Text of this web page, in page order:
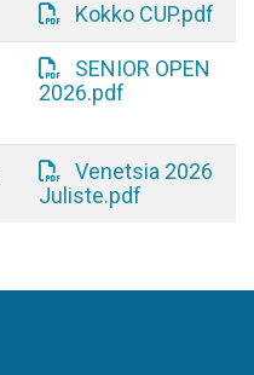
Kokko CUP.pdf
SENIOR OPEN
2026.pdf
Venetsia 2026
Juliste.pdf